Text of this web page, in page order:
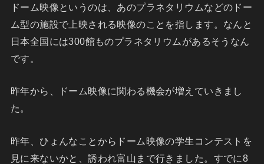
ドーム映像というのは、あのプラネタリウムなどのドー
ム型の施設で上映される映像のことを指します。なんと
日本全国には300館ものプラネタリウムがあるそうなん
です。
昨年から、ドーム映像に関わる機会が増えていきまし
た。
昨年、ひょんなことからドーム映像の学生コンテストを
見に来ないかと、誘われ富山まで行きました。すでに8